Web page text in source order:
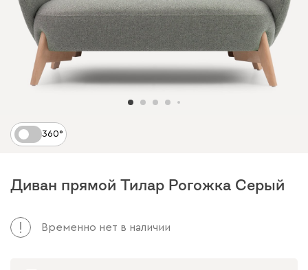
360°
Диван прямой Тилар Рогожка Серый
Временно нет в наличии